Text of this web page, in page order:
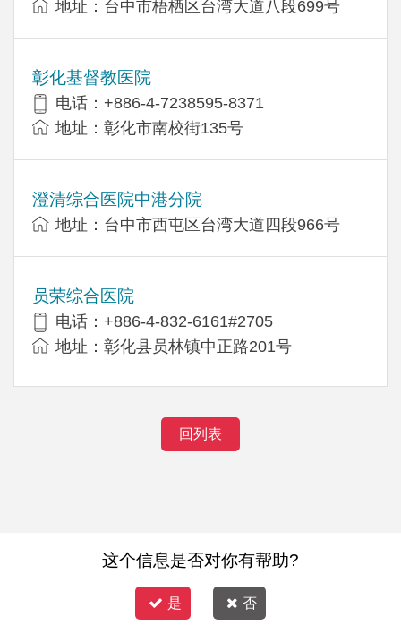
地址：台中市梧栖区台湾大道八段699号
彰化基督教医院
电话：+886-4-7238595-8371
地址：彰化市南校街135号
澄清综合医院中港分院
地址：台中市西屯区台湾大道四段966号
员荣综合医院
电话：+886-4-832-6161#2705
地址：彰化县员林镇中正路201号
回列表
这个信息是否对你有帮助?
是 否